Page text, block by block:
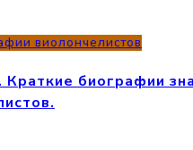
виолончелистов
биографии